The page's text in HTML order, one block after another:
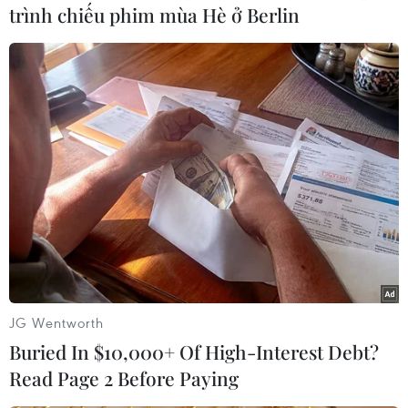
“Chúng tôi muốn người lao động có thời gian
nghỉ ngơi, chuẩn bị cho con đến trường. Đặc
biệt, nếu nghỉ ngày 5/9 các ông bố bà mẹ sẽ có
thời gian dắt tay con đến trường, tạo sự gắn bó
trong gia đình, thể hiện tinh thần hiếu học của
Việt Nam,” ông Ngọ Duy Hiểu nhấn mạnh.
trình chiếu phim mùa Hè ở Berlin
JG Wentworth
Buried In $10,000+ Of High-Interest Debt?
Read Page 2 Before Paying